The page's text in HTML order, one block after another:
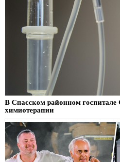
В Спасском районном
химиотерапии